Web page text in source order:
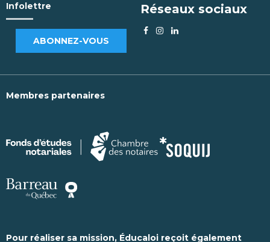
Infolettre
ABONNEZ-VOUS
Réseaux sociaux
Membres partenaires
Pour réaliser sa mission, Éducaloi reçoit également